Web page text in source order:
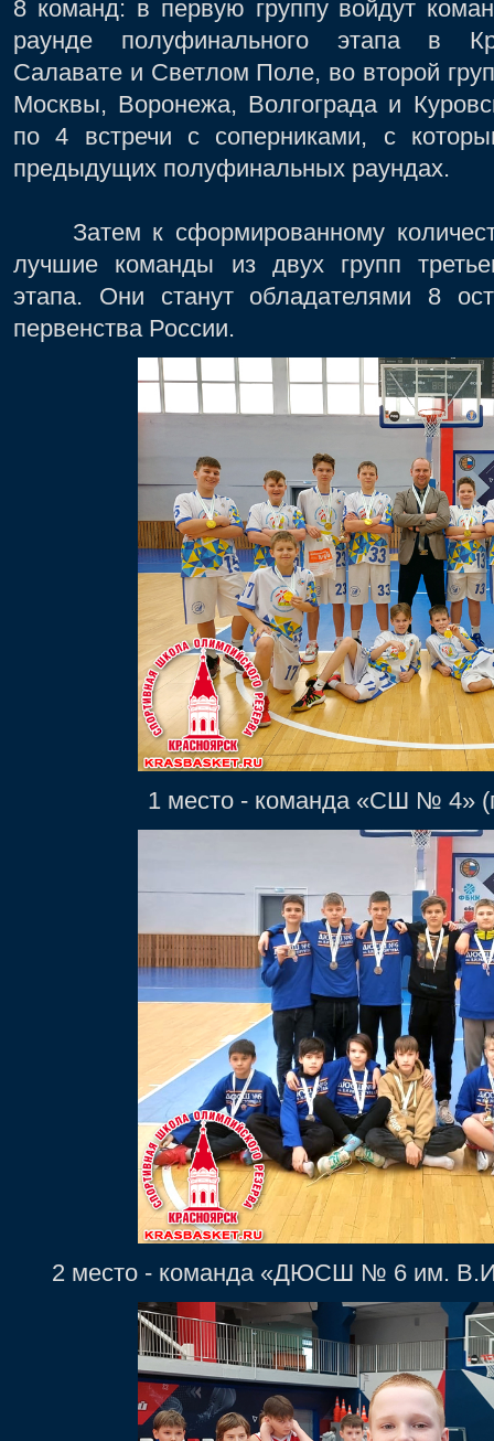
8 команд: в первую группу войдут
раунде полуфинального этапа в
Салавате и Светлом Поле, во второй
Москвы, Воронежа, Волгограда и
по 4 встречи с соперниками, с
предыдущих полуфинальных раундах.
Затем к сформированному
лучшие команды из двух групп
этапа. Они станут обладателями 8
первенства России.
1 место - команда «СШ № 4»
2 место - команда «ДЮСШ № 6 им. В.И.